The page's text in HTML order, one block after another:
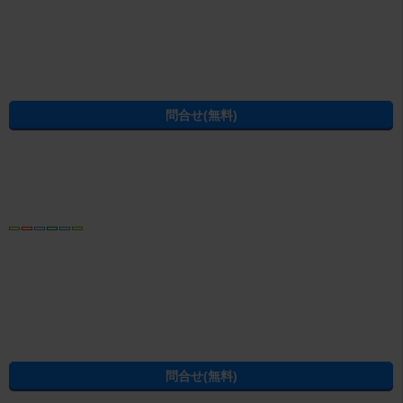
電話ならやりとりがスムーズです
しております。いろいろな方に満足頂けるよう物件をご用意し、スタッフ
寺尾駅(越後線)
住所から賃貸マンション・賃貸アパートを探す